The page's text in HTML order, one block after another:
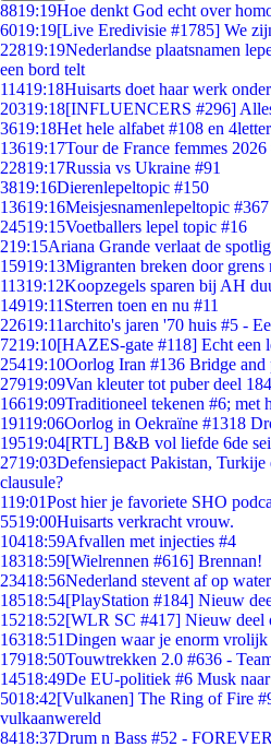
8819:19Hoe denkt God echt over
6019:19[Live Eredivisie #1785] We
22819:19Nederlandse plaatsnamen
een bord telt
11419:18Huisarts doet haar werk
20319:18[INFLUENCERS #296]
3619:18Het hele alfabet #108 en
13619:17Tour de France femmes
22819:17Russia vs Ukraine #91
3819:16Dierenlepeltopic #150
13619:16Meisjesnamenlepeltopic
24519:15Voetballers lepel topic #16
219:15Ariana Grande verlaat de
15919:13Migranten breken door grens
11319:12Koopzegels sparen bij AH
14919:11 Sterren toen en nu #11
22619:11archito's jaren '70 huis #5 -
7219:10[HAZES-gate #118] Echt een
25419:10Oorlog Iran #136 Bridge
27919:09Van kleuter tot puber deel 184
16619:09Traditioneel tekenen #6; met
19119:06Oorlog in Oekraïne #1318
19519:04[RTL] B&B vol liefde 6de
2719:03Defensiepact Pakistan,
clausule?
119:01Post hier je favoriete SHO
5519:00Huisarts verkracht vrouw.
10418:59Afvallen met injecties #4
18318:59[Wielrennen #616] Brennan!
23418:56Nederland stevent af op
18518:54[PlayStation #184] Nieuw
15218:52[WLR SC #417] Nieuw deel
16318:51Dingen waar je enorm
17918:50Touwtrekken 2.0 #636 -
14518:49De EU-politiek #6 Musk
5018:42[Vulkanen] The Ring of Fire
vulkaanwereld
8418:37Drum n Bass #52 -